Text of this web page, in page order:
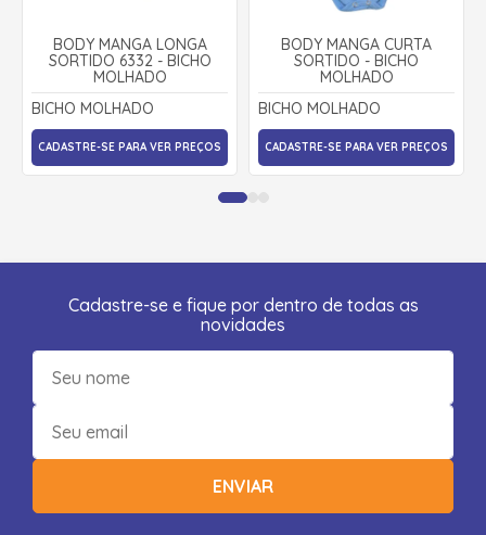
BODY MANGA LONGA
SORTIDO 6332 - BICHO
MOLHADO
BICHO MOLHADO
CADASTRE-SE PARA VER PREÇOS
BODY MANGA CURTA
SORTIDO - BICHO
MOLHADO
BICHO MOLHADO
CADASTRE-SE PARA VER PREÇOS
Cadastre-se e fique por dentro de todas as
novidades
ENVIAR